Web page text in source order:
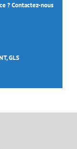
? Contactez-nous
GLS